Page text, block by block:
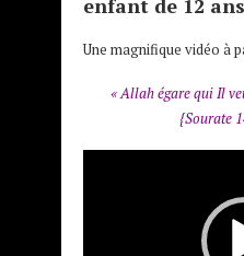
enfant de 12 ans
Une magnifique vidéo à
« Allah égare qui Il
{Sourate